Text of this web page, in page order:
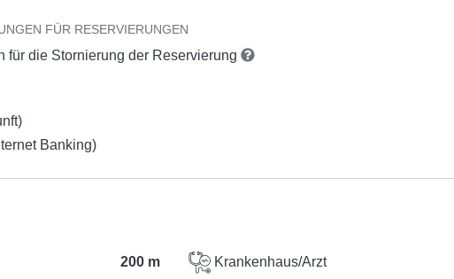
FÜR RESERVIERUNGEN
für die Stornierung der Reservierung
Banking)
200 m Krankenhaus/Arzt